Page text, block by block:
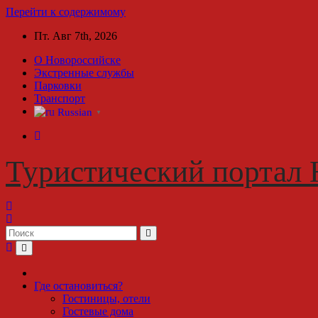
Перейти к содержимому
Пт. Авг 7th, 2026
О Новороссийске
Экстренные службы
Парковки
Транспорт
Russian ▼
Туристический портал
Где остановиться?
Гостиницы, отели
Гостевые дома